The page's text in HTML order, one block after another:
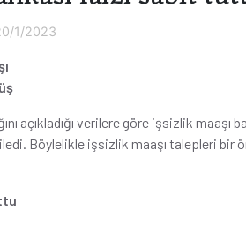
1/2023
açıkladığı verilere göre işsizlik
Böylelikle işsizlik maaşı talepleri bir